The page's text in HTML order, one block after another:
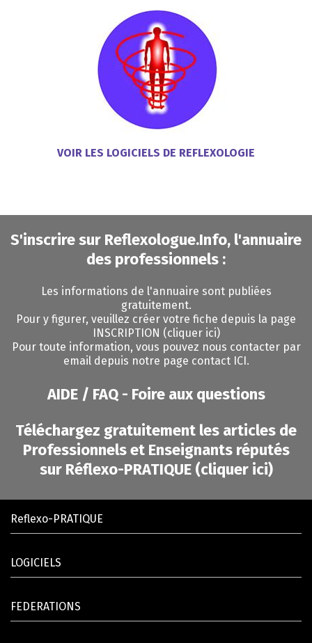
VOIR LES LOGICIELS DE REFLEXOLOGIE
S'inscrire sur Reflexologue.Info, l'annuaire
des professionnels :
Les informations de l'annuaire sont publiées
gratuitement.
Pour y figurer, veuillez créer votre fiche depuis la page
INSCRIPTION (cliquer ici)
Pour toute information, vous pouvez nous contacter par
email depuis notre page contact ICI.
AIDE / FAQ - Foire aux questions
Téléchargez gratuitement les articles de
Professionnels et Enseignants réputés
sur Réflexo-PRATIQUE (cliquer ici)
Reflexo-PRATIQUE
LOGICIELS
FEDERATIONS